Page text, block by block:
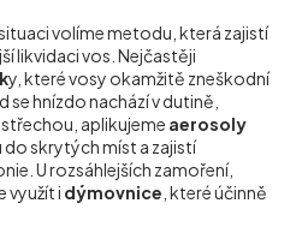
volíme metodu, která zajistí
likvidaci vos. Nejčastěji
y, které vosy okamžitě zneškodní
se hnízdo nachází v dutině,
aplikujeme aerosoly
do skrytých míst a zajistí
U rozsáhlejších zamoření,
využít i dýmovnice , které účinně